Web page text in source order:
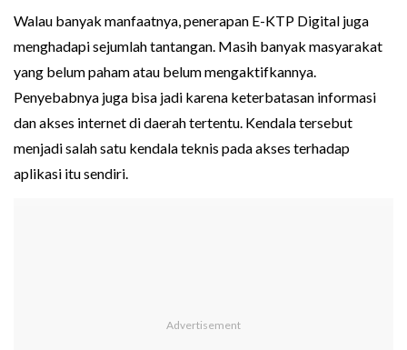
Walau banyak manfaatnya, penerapan E-KTP Digital juga
menghadapi sejumlah tantangan. Masih banyak masyarakat
yang belum paham atau belum mengaktifkannya.
Penyebabnya juga bisa jadi karena keterbatasan informasi
dan akses internet di daerah tertentu. Kendala tersebut
menjadi salah satu kendala teknis pada akses terhadap
aplikasi itu sendiri.